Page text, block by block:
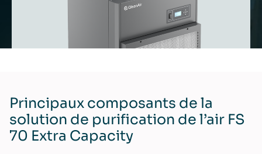
Principaux composants de la
solution de purification de l’air FS
70 Extra Capacity